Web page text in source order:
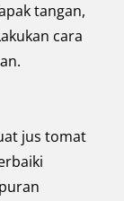
tangan,
cara
jus tomat